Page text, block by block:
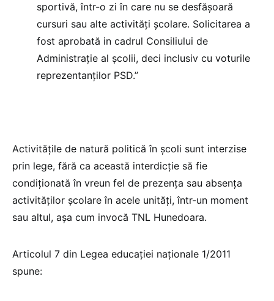
sportivă, într-o zi în care nu se desfășoară
cursuri sau alte activități școlare. Solicitarea a
fost aprobată in cadrul Consiliului de
Administrație al școlii, deci inclusiv cu voturile
reprezentanților PSD.”
Activitățile de natură politică în școli sunt interzise
prin lege, fără ca această interdicție să fie
condiționată în vreun fel de prezența sau absența
activităților școlare în acele unități, într-un moment
sau altul, așa cum invocă TNL Hunedoara.
Articolul 7 din Legea educației naționale 1/2011
spune: